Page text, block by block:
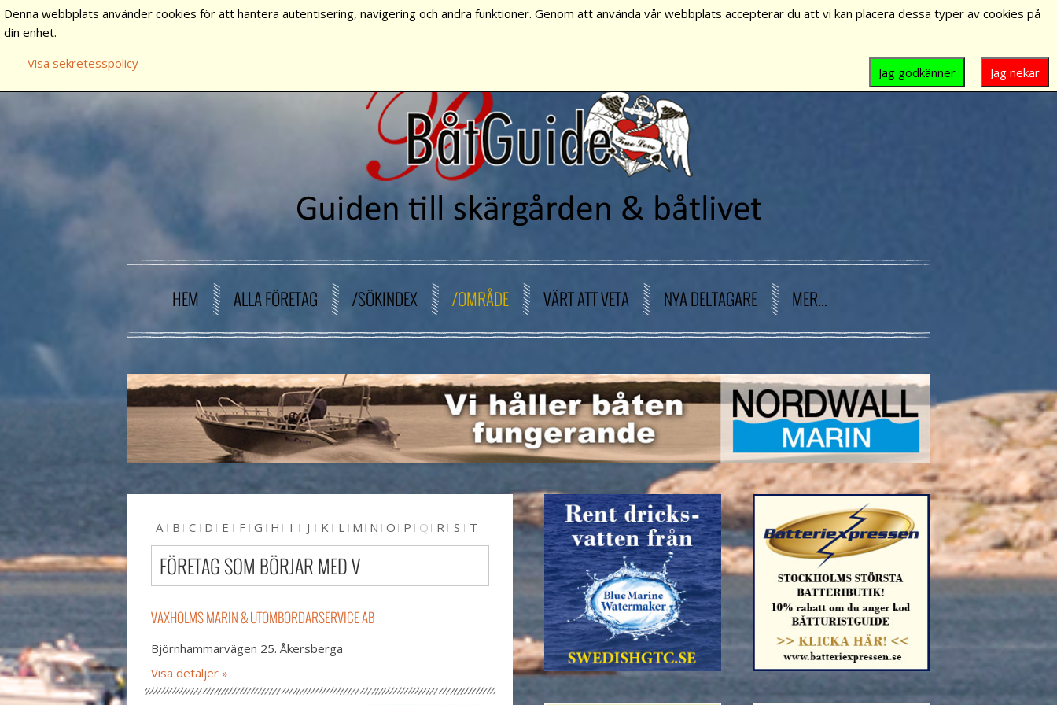
HEM ALLA FÖRETAG /SÖKINDEX /OMRÅDE VÄRT ATT VETA NYA DELTAGARE MER...
A B C D E F G H I J K L M N O P Q R S
T
U V W X Y Z #
FÖRETAG SOM BÖRJAR MED V
VAXHOLMS MARIN & UTOMBORDARSERVICE AB
Björnhammarvägen 25. Åkersberga
Visa detaljer
Denna webbplats använder cookies för att hantera autentisering, navigering och andra funktioner. Genom att använda vår webbplats accepterar du att vi kan placera dessa typer av cookies på
din enhet.
Visa sekretesspolicy
Jag nekar
Jag godkänner